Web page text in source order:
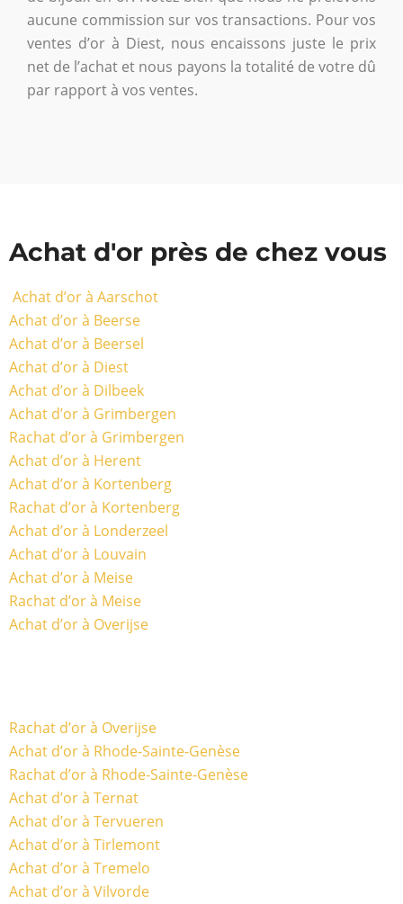
aucune commission sur vos transactions. Pour vos
ventes d’or à Diest, nous encaissons juste le prix
net de l’achat et nous payons la totalité de votre dû
par rapport à vos ventes.
Achat d'or près de chez vous
Achat d’or à Aarschot
Achat d’or à Beerse
Achat d’or à Beersel
Achat d’or à Diest
Achat d’or à Dilbeek
Achat d’or à Grimbergen
Rachat d’or à Grimbergen
Achat d’or à Herent
Achat d’or à Kortenberg
Rachat d’or à Kortenberg
Achat d’or à Londerzeel
Achat d’or à Louvain
Achat d’or à Meise
Rachat d’or à Meise
Achat d’or à Overijse
Rachat d’or à Overijse
Achat d’or à Rhode-Sainte-Genèse
Rachat d’or à Rhode-Sainte-Genèse
Achat d’or à Ternat
Achat d’or à Tervueren
Achat d’or à Tirlemont
Achat d’or à Tremelo
Achat d’or à Vilvorde